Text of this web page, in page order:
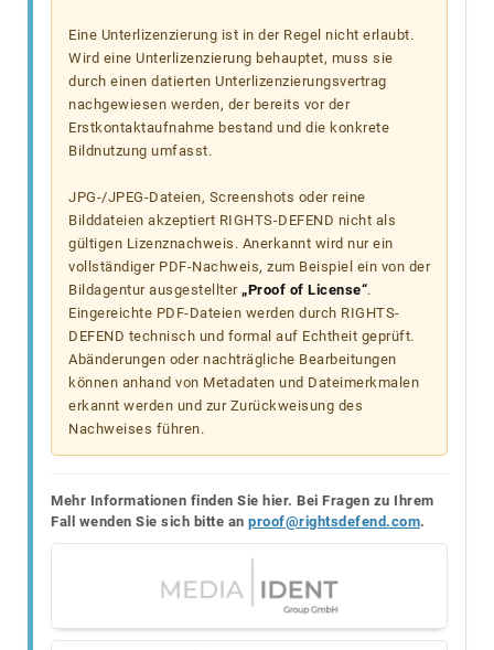
Eine Unterlizenzierung ist in der Regel nicht erlaubt.
Wird eine Unterlizenzierung behauptet, muss sie
durch einen datierten Unterlizenzierungsvertrag
nachgewiesen werden, der bereits vor der
Erstkontaktaufnahme bestand und die konkrete
Bildnutzung umfasst.
JPG-/JPEG-Dateien, Screenshots oder reine
Bilddateien akzeptiert RIGHTS-DEFEND nicht als
gültigen Lizenznachweis. Anerkannt wird nur ein
vollständiger PDF-Nachweis, zum Beispiel ein von der
Bildagentur ausgestellter „Proof of License“.
Eingereichte PDF-Dateien werden durch RIGHTS-
DEFEND technisch und formal auf Echtheit geprüft.
Abänderungen oder nachträgliche Bearbeitungen
können anhand von Metadaten und Dateimerkmalen
erkannt werden und zur Zurückweisung des
Nachweises führen.
Mehr Informationen finden Sie hier. Bei Fragen zu Ihrem
Fall wenden Sie sich bitte an proof@rightsdefend.com.